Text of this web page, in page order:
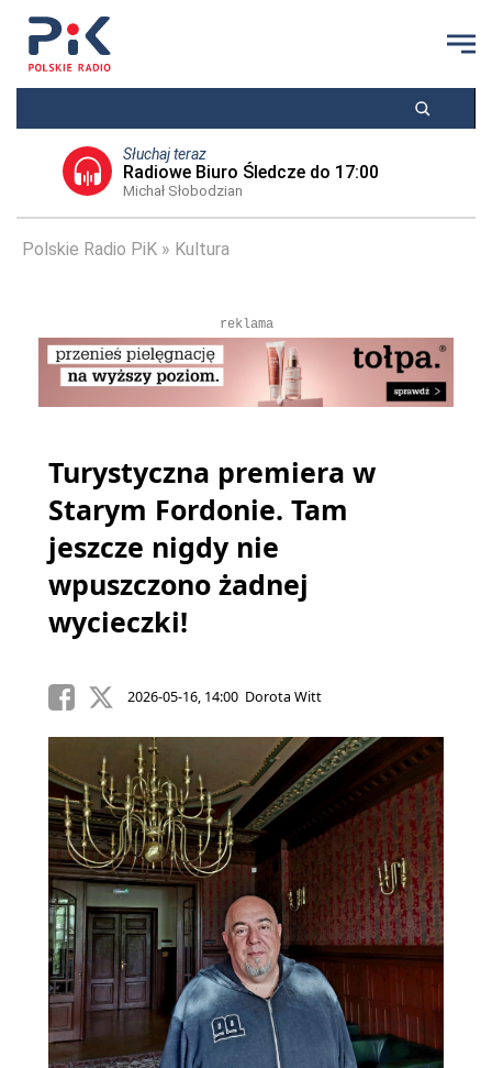
Słuchaj teraz
Radiowe Biuro Śledcze do 17:00
Michał Słobodzian
Polskie Radio PiK Kultura
reklama
Turystyczna premiera w
Starym Fordonie. Tam
jeszcze nigdy nie
wpuszczono żadnej
wycieczki!
2026-05-16, 14:00 Dorota Witt